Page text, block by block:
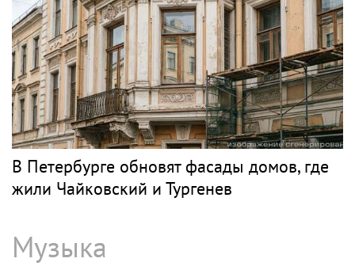
В Петербурге обновят фасады домов, где
жили Чайковский и Тургенев
Музыка